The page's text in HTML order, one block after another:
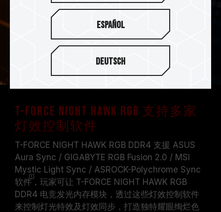
T-FORCE NIGHT HAWK RGB 支持多家
灯效控制软件
T-FORCE NIGHT HAWK RGB DDR4 支援 ASUS
Aura Sync / GIGABYTE RGB Fusion 2.0 / MSI
Mystic Light Sync / ASROCK-Polychrome Sync
软件，玩家可让 T-FORCE NIGHT HAWK RGB
DDR4 电竞发光内存模块，透过这些灯效控制软件
来控制灯光特效及灯效同步，打造独特耀眼绚烂色
Español
Deutsch